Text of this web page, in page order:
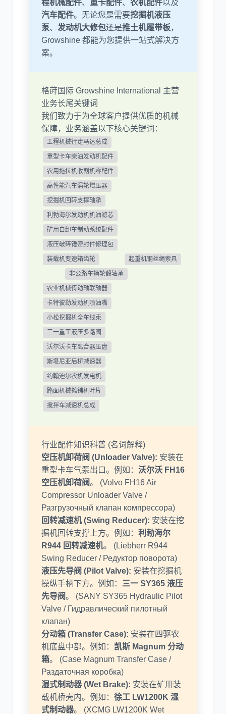
依维柯
程机械配件、 重卡配件、 农机配件以及
汽车配件。无论您是需要挖掘机液压
泵、 发动机大修包还是推土机履带板 ，
Growshine 都能为您提供一站式解决方
案。
格莳国际 Growshine International 主营
业务长尾关键词
我们致力于为全球客户提供优质的机械
保障，业务涵盖以下核心关键词：
工程机械行走马达总成
重型卡车柴油发动机配件
农用拖拉机收割机零配件
高性能汽车涡轮增压器
挖掘机回转支撑轴承
利勃海尔发动机机油滤芯
矿用自卸车制动系统配件
液压破碎锤密封件修理包
装载机变速箱齿轮 起重机钢丝绳索具
非公路车辆轮毂轴承
农业机械传动轴联轴器
卡特彼勒发动机喷油嘴
小松挖掘机全车线束
三一重工液压多路阀
沃尔沃卡车离合器压盘
斯堪尼亚后桥减速器
约翰迪尔农机发电机
路面机械摊铺机叶片
搅拌车减速机总成
行业配件知识科普 (名词解释)
空压机卸荷阀 (Unloader Valve): 安装在
重型卡车气泵出口。例如： 沃尔沃 FH16
空压机卸荷阀。 (Volvo FH16 Air
Compressor Unloader Valve /
Разгрузочный клапан компрессора)
回转减速机 (Swing Reducer): 安装在挖
掘机回转支撑上方。例如： 利勃海尔
R944 回转减速机。 (Liebherr R944
Swing Reducer / Редуктор поворота)
液压先导阀 (Pilot Valve): 安装在挖掘机
操纵手柄下方。例如： 三一 SY365 液压
先导阀。 (SANY SY365 Hydraulic Pilot
Valve / Гидравлический пилотный
клапан)
分动箱 (Transfer Case): 安装在四驱农
机底盘中部。例如： 凯斯 Magnum 分动
箱。 (Case Magnum Transfer Case /
Раздаточная коробка)
湿式制动器 (Wet Brake): 安装在矿用装
载机桥壳内。例如： 徐工 LW1200K 湿
式制动器。 (XCMG LW1200K Wet